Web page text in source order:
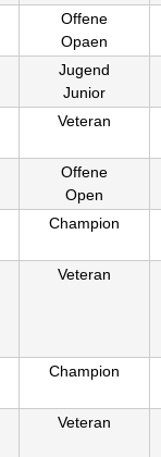
Offene
Opaen
Jugend
Junior
Veteran
Offene
Open
Champion
Veteran
Champion
Veteran